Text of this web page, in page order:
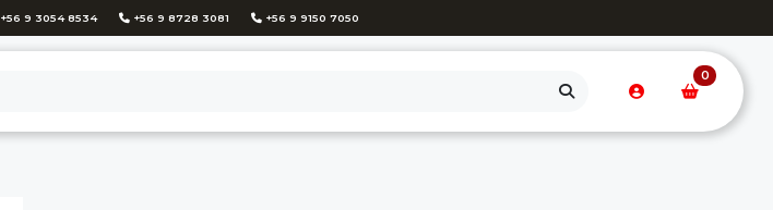
+56 9 3054 8534 +56 9 8728 3081 +56 9 9150 7050
0